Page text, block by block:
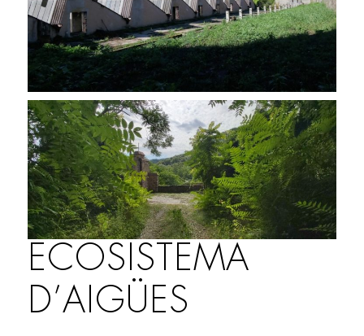
ECOSISTEMA
D’AIGÜES